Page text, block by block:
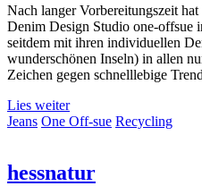
Nach langer Vorbereitungszeit
Denim Design Studio one-offsue
seitdem mit ihren individuellen
wunderschönen Inseln) in allen
Zeichen gegen schnelllebige
Lies weiter
Jeans One Off-sue Recycling
hessnatur